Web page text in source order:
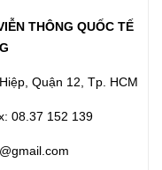
THÔNG QUỐC TẾ
Quận 12, Tp. HCM
08.37 152 139